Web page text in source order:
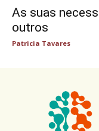
As suas
outros
Patricia Tavares